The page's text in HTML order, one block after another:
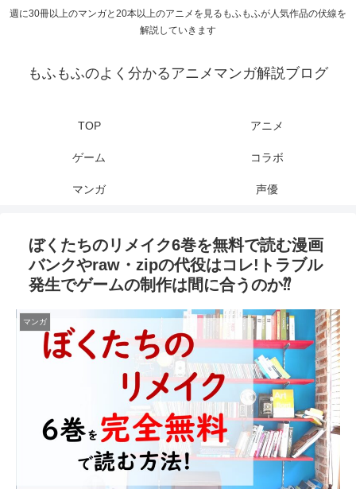
週に30冊以上のマンガと20本以上のアニメを見るもふもふが人気作品の伏線を
解説していきます
もふもふのよく分かるアニメマンガ解説ブログ
TOP アニメ
ゲーム コラボ
マンガ 声優
ぼくたちのリメイク6巻を無料で読む漫画
バンクやraw・zipの代役はコレ!トラブル
発生でゲームの制作は間に合うのか⁇
マンガ